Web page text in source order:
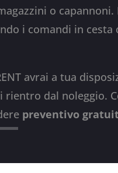
o
i comandi in
avrai a tua
rientro dal noleggio.
preventivo